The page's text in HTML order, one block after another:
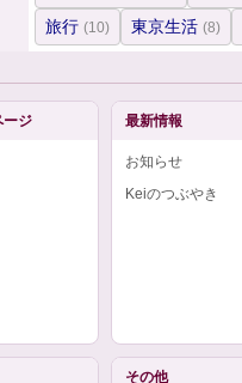
旅行 (10) 東京生活 (8)
ージ 最新情報
お知らせ
Keiのつぶやき
その他